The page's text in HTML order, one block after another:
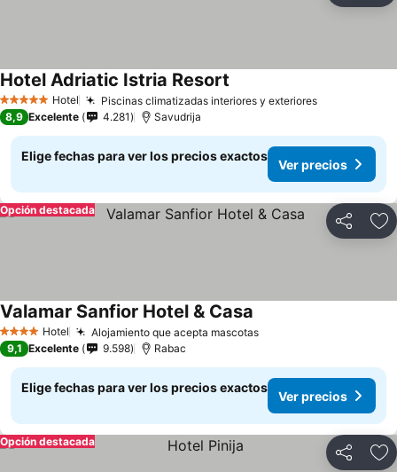
5 Estrellas Hotel Piscinas climatizadas interiores y exteriores
Hotel Adriatic Istria Resort
8,9 Excelente 4.281 Savudrija
Elige fechas para ver los precios exactos
Ver precios
Compartir
Opción destacada
4 EstrellasHotel Alojamiento que acepta mascotas
Valamar Sanfior Hotel & Casa
9,1 Excelente 9.598 Rabac
Elige fechas para ver los precios exactos
Ver precios
Compartir
Opción destacada